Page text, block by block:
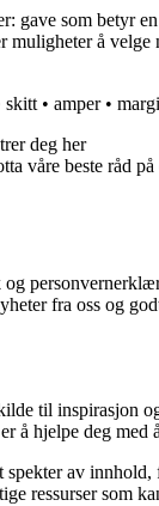
gave som betyr
muligheter å
skitt • amper•
deg her
våre beste råd på
fra oss og
til inspirasjon
å hjelpe deg med
av innhold,
ressurser som